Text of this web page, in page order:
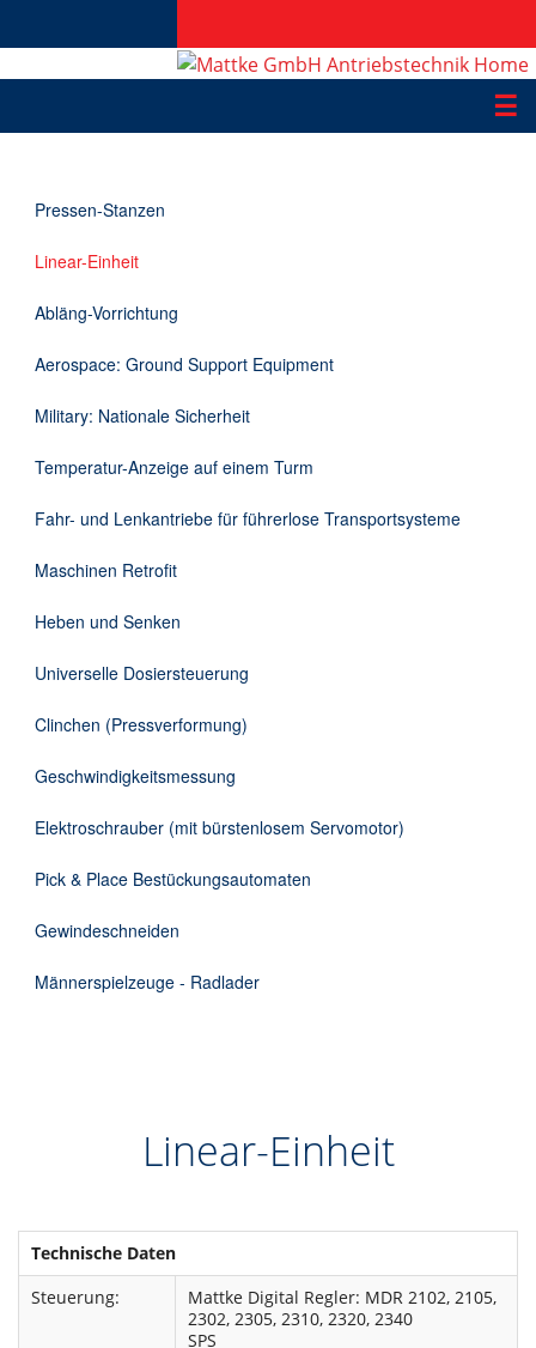
☰
Applikationen
Informationen
Downloads
Kontakt
Pressen-Stanzen
Linear-Einheit
Abläng-Vorrichtung
Aerospace: Ground Support Equipment
Military: Nationale Sicherheit
Temperatur-Anzeige auf einem Turm
Fahr- und Lenkantriebe für führerlose Transportsysteme
Maschinen Retrofit
Heben und Senken
Universelle Dosiersteuerung
Clinchen (Pressverformung)
Geschwindigkeitsmessung
Elektroschrauber (mit bürstenlosem Servomotor)
Pick & Place Bestückungsautomaten
Gewindeschneiden
Männerspielzeuge - Radlader
Linear-Einheit
Technische Daten
Steuerung:
Mattke Digital Regler: MDR 2102, 2105,
2302, 2305, 2310, 2320, 2340
SPS